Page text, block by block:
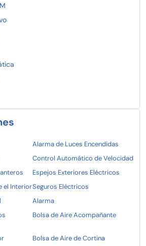
Alarma de Luces Encendidas
Control Automático de Velocidad
Espejos Exteriores Eléctricos
el InteriorSeguros Eléctricos
Alarma
Bolsa de Aire Acompañante
Bolsa de Aire de Cortina